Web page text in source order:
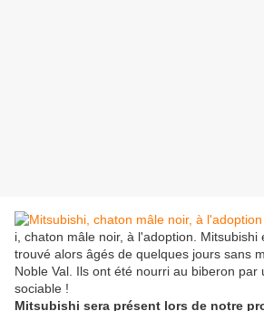
i, chaton mâle noir, à l'adoption. Mitsubishi
trouvé alors âgés de quelques jours sans
Noble Val. Ils ont été nourri au biberon par
sociable !
Mitsubishi sera présent lors de notre